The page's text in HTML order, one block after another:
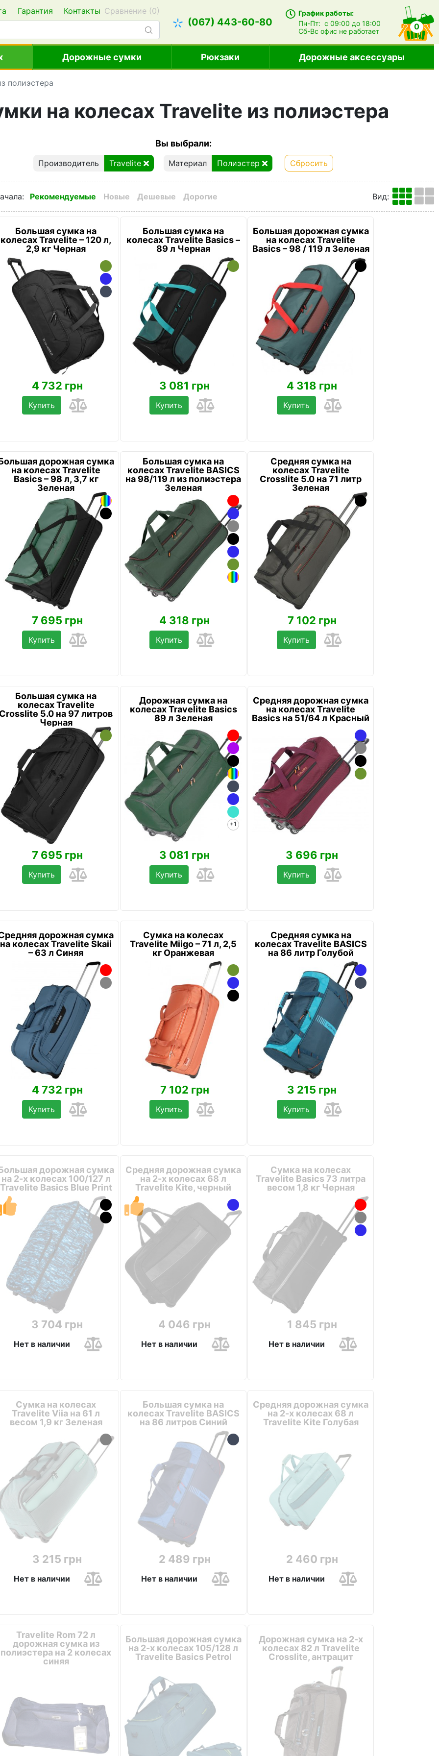
Гарантия Контакты Сравнение (0)
(067) 443-60-80
График работы:
Пн-Пт:с 09:00 до 18:00
Сб-Всофис не работает 0
Дорожные сумки Рюкзаки Дорожные аксессуары
полиэстера
на колесах Travelite из полиэстера
Вы выбрали:
Производитель Travelite Материал Полиэстер Сбросить
: Рекомендуемые Новые Дешевые Дорогие Вид:
Большая сумка на
колесах Travelite – 120 л,
2,9 кг Черная
4 732 грн
Купить
Большая сумка на
колесах Travelite Basics –
89 л Черная
3 081 грн
Купить
Большая дорожная сумка
на колесах Travelite
Basics – 98 / 119 л Зеленая
4 318 грн
Купить
дорожная сумка
на колесах Travelite
Basics – 98 л, 3,7 кг
Зеленая
7 695 грн
Купить
Большая сумка на
колесах Travelite BASICS
на 98/119 л из полиэстера
Зеленая
4 318 грн
Купить
Средняя сумка на
колесах Travelite
Crosslite 5.0 на 71 литр
Зеленая
7 102 грн
Купить
Большая сумка на
колесах Travelite
Crosslite 5.0 на 97 литров
Черная
7 695 грн
Купить
Дорожная сумка на
колесах Travelite Basics
89 л Зеленая
+1
3 081 грн
Купить
Средняя дорожная сумка
на колесах Travelite
Basics на 51/64 л Красный
3 696 грн
Купить
дорожная сумка
на колесах Travelite Skaii
– 63 л Синяя
4 732 грн
Купить
Сумка на колесах
Travelite Miigo – 71 л, 2,5
кг Оранжевая
7 102 грн
Купить
Средняя сумка на
колесах Travelite BASICS
на 86 литр Голубой
3 215 грн
Купить
дорожная сумка
на 2-х колесах 100/127 л
Travelite Basics Blue Print
3 704 грн
Нет в наличии
Средняя дорожная сумка
на 2-х колесах 68 л
Travelite Kite, черный
4 046 грн
Нет в наличии
Сумка на колесах
Travelite Basics 73 литра
весом 1,8 кг Черная
1 845 грн
Нет в наличии
Сумка на колесах
Travelite Viia на 61 л
весом 1,9 кг Зеленая
3 215 грн
Нет в наличии
Большая сумка на
колесах Travelite BASICS
на 86 литров Синий
2 489 грн
Нет в наличии
Средняя дорожная сумка
на 2-х колесах 68 л
Travelite Kite Голубая
2 460 грн
Нет в наличии
Travelite Rom 72 л
дорожная сумка из
полиэстера на 2 колесах
синяя
Большая дорожная сумка
на 2-х колесах 105/128 л
Travelite Basics Petrol
Дорожная сумка на 2-х
колесах 82 л Travelite
Crosslite, антрацит